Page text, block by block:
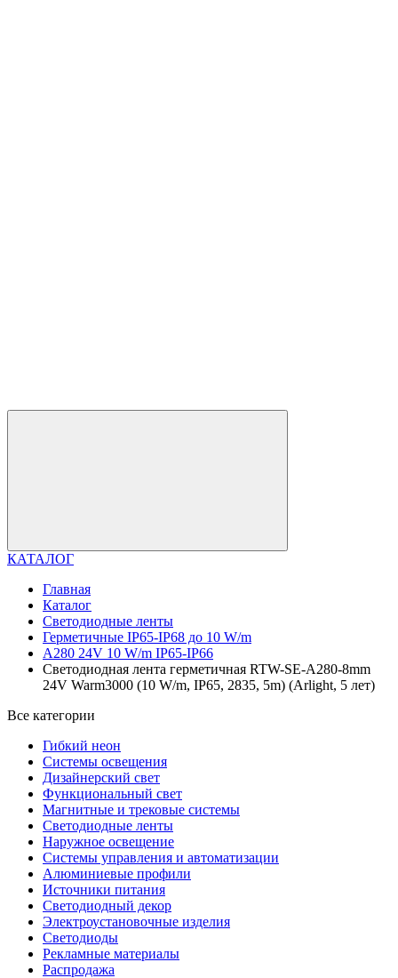
КАТАЛОГ
Главная
Каталог
Светодиодные ленты
Герметичные IP65-IP68 до 10 W/m
A280 24V 10 W/m IP65-IP66
Светодиодная лента герметичная RTW-SE-A280-8mm
24V Warm3000 (10 W/m, IP65, 2835, 5m) (Arlight, 5 лет)
Все категории
Гибкий неон
Системы освещения
Дизайнерский свет
Функциональный свет
Магнитные и трековые системы
Светодиодные ленты
Наружное освещение
Системы управления и автоматизации
Алюминиевые профили
Источники питания
Светодиодный декор
Электроустановочные изделия
Светодиоды
Рекламные материалы
Распродажа